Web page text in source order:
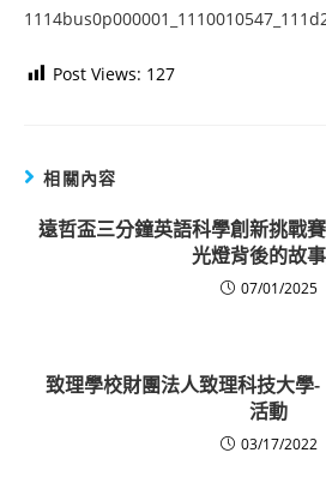
Post Views: 127
相關內容
遠哲盃三分鐘英語科學創新挑戰
光燈背後的故事
07/01/2025
致理學校財團法人致理科技大學-
活動
03/17/2022